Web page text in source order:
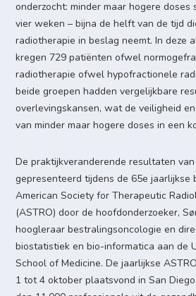
onderzocht: minder maar hogere
vier weken – bijna de helft van de tijd
radiotherapie in beslag neemt. In deze
kregen 729 patiënten ofwel
radiotherapie ofwel hypofractionele
beide groepen hadden vergelijkbare
overlevingskansen, wat de veiligheid
van minder maar hogere doses in een
De praktijkveranderende resultaten
gepresenteerd tijdens de 65e jaarlijkse
American Society for Therapeutic
(ASTRO) door de hoofdonderzoeker,
hoogleraar bestralingsoncologie en
biostatistiek en bio-informatica aan de
School of Medicine. De jaarlijkse
1 tot 4 oktober plaatsvond in San